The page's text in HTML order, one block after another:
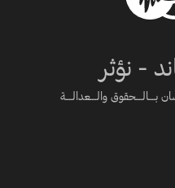
- نؤثر
بــــالــــحقوق والــــعدالــــة